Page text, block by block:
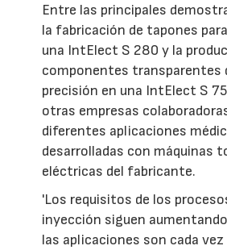
Entre las principales
la fabricación de tapones
una IntElect S 280 y la
componentes transparentes
precisión en una IntElect S
otras empresas
diferentes aplicaciones
desarrolladas con máquinas
eléctricas del fabricante.
'Los requisitos de los
inyección siguen
las aplicaciones son cada vez